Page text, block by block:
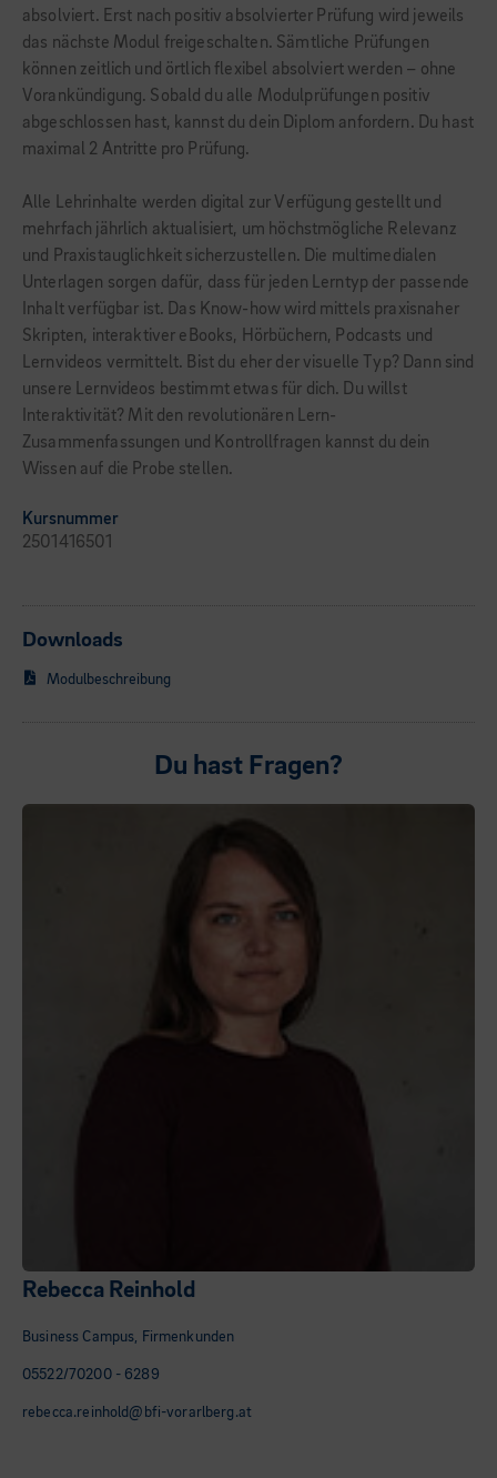
absolviert. Erst nach positiv absolvierter Prüfung wird jeweils
das nächste Modul freigeschalten. Sämtliche Prüfungen
können zeitlich und örtlich flexibel absolviert werden – ohne
Vorankündigung. Sobald du alle Modulprüfungen positiv
abgeschlossen hast, kannst du dein Diplom anfordern. Du hast
maximal 2 Antritte pro Prüfung.
Alle Lehrinhalte werden digital zur Verfügung gestellt und
mehrfach jährlich aktualisiert, um höchstmögliche Relevanz
und Praxistauglichkeit sicherzustellen. Die multimedialen
Unterlagen sorgen dafür, dass für jeden Lerntyp der passende
Inhalt verfügbar ist. Das Know-how wird mittels praxisnaher
Skripten, interaktiver eBooks, Hörbüchern, Podcasts und
Lernvideos vermittelt. Bist du eher der visuelle Typ? Dann sind
unsere Lernvideos bestimmt etwas für dich. Du willst
Interaktivität? Mit den revolutionären Lern-
Zusammenfassungen und Kontrollfragen kannst du dein
Wissen auf die Probe stellen.
Kursnummer
2501416501
Downloads
Modulbeschreibung
Du hast Fragen?
Rebecca Reinhold
Business Campus, Firmenkunden
05522/70200 - 6289
rebecca.reinhold@bfi-vorarlberg.at